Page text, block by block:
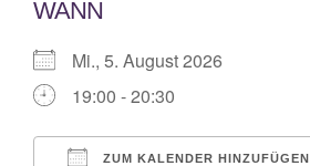
WANN
Mi., 5. August 2026
19:00 - 20:30
ZUM KALENDER HINZUFÜGEN